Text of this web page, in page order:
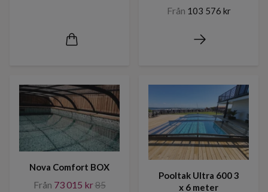
Från 103 576 kr
Nova Comfort BOX
Från 73 015 kr85
Pooltak Ultra 600 3
x 6 meter